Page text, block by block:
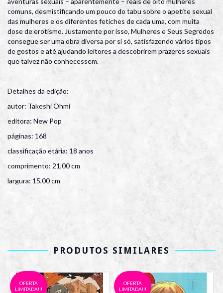
comuns, desmistificando um pouco do tabu sobre o apetite sexual
das mulheres e os diferentes fetiches de cada uma, com muita
dose de erotismo. Justamente por isso, Mulheres e Seus Segredos
consegue ser uma obra diversa por si só, satisfazendo vários tipos
de gostos e até ajudando leitores a descobrirem prazeres sexuais
que talvez não conhecessem.
Detalhes da edição:
autor: Takeshi Ohmi
editora: New Pop
páginas: 168
classificação etária: 18 anos
comprimento: 21,00 cm
largura: 15,00 cm
PRODUTOS SIMILARES
OFERTA
LIMITADA!!!
OFERTA
LIMITADA!!!